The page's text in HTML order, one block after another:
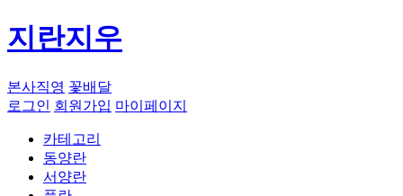
지란지우
본사직영 꽃배달
로그인 회원가입 마이페이지
카테고리
동양란
서양란